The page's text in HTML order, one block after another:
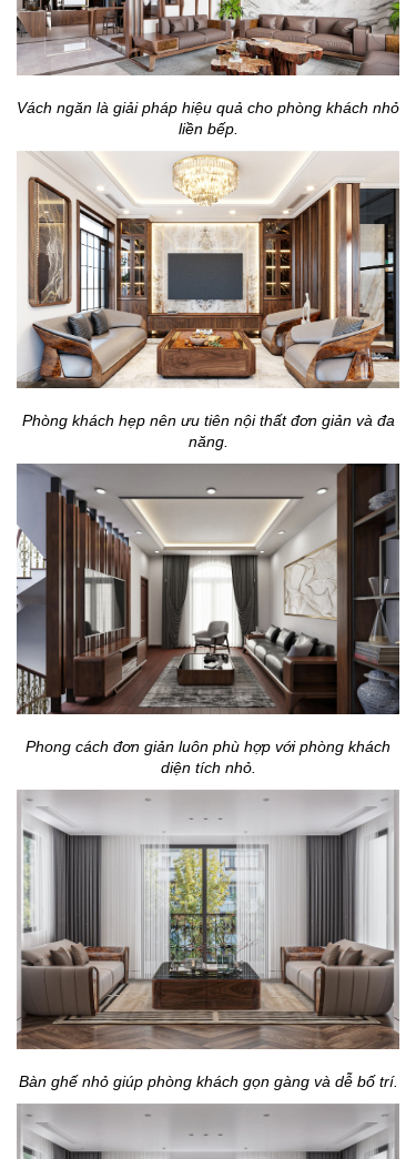
Vách ngăn là giải pháp hiệu quả cho phòng khách nhỏ
liền bếp.
Phòng khách hẹp nên ưu tiên nội thất đơn giản và đa
năng.
Phong cách đơn giản luôn phù hợp với phòng khách
diện tích nhỏ.
Bàn ghế nhỏ giúp phòng khách gọn gàng và dễ bố trí.